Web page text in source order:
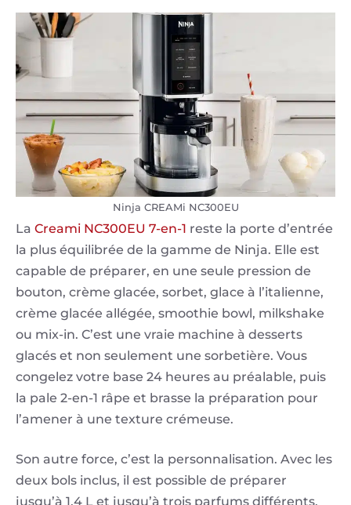
Ninja CREAMi NC300EU
La Creami NC300EU 7-en-1 reste la porte d’entrée
la plus équilibrée de la gamme de Ninja. Elle est
capable de préparer, en une seule pression de
bouton, crème glacée, sorbet, glace à l’italienne,
crème glacée allégée, smoothie bowl, milkshake
ou mix-in. C’est une vraie machine à desserts
glacés et non seulement une sorbetière. Vous
congelez votre base 24 heures au préalable, puis
la pale 2-en-1 râpe et brasse la préparation pour
l’amener à une texture crémeuse.
Son autre force, c’est la personnalisation. Avec les
deux bols inclus, il est possible de préparer
jusqu’à 1,4 L et jusqu’à trois parfums différents,